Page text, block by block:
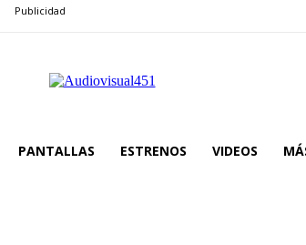
Publicidad
PANTALLAS ESTRENOS VIDEOS